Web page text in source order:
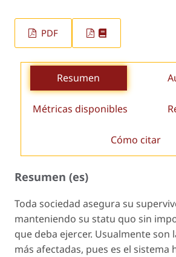
PDF
Resumen
Métricas disponibles
Cómo citar
Resumen (es)
Toda sociedad asegura su
manteniendo su statu quo sin
que deba ejercer. Usualmente son
más afectadas, pues es el sistema